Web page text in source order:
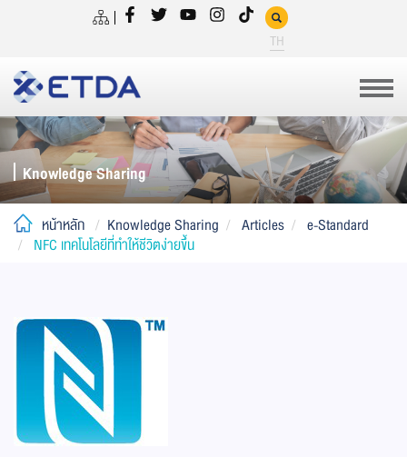
TH
Knowledge Sharing
หน้าหลัก Knowledge Sharing Articles
e-Standard
NFC เทคโนโลยีที่ทำให้ชีวิตง่ายขึ้น